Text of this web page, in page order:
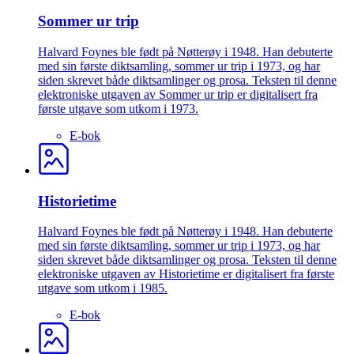
Sommer ur trip
Halvard Foynes ble født på Nøtterøy i 1948. Han debuterte
med sin første diktsamling, sommer ur trip i 1973, og har
siden skrevet både diktsamlinger og prosa. Teksten til denne
elektroniske utgaven av Sommer ur trip er digitalisert fra
første utgave som utkom i 1973.
E-bok
Historietime
Halvard Foynes ble født på Nøtterøy i 1948. Han debuterte
med sin første diktsamling, sommer ur trip i 1973, og har
siden skrevet både diktsamlinger og prosa. Teksten til denne
elektroniske utgaven av Historietime er digitalisert fra første
utgave som utkom i 1985.
E-bok